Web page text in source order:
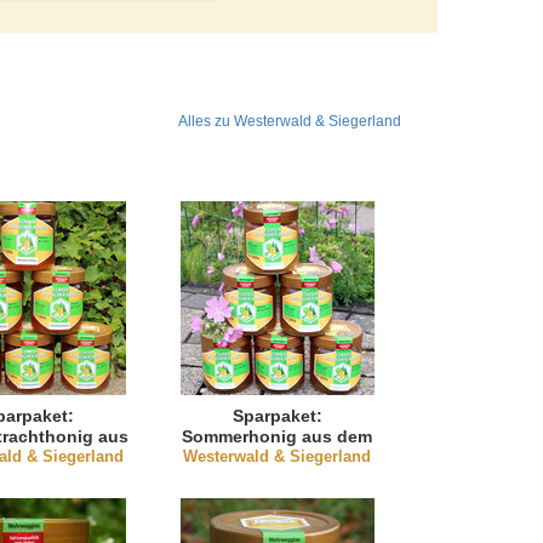
Alles zu Westerwald & Siegerland
aus
& Siegerland
Sparpaket:
Sommerhonig aus dem
Westerwald (natürlich
Westerwald & Siegerland